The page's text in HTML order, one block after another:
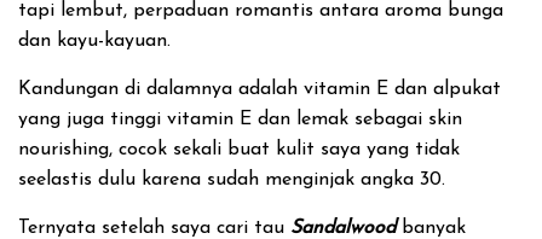
tapi lembut, perpaduan romantis antara aroma bunga
dan kayu-kayuan.
Kandungan di dalamnya adalah vitamin E dan alpukat
yang juga tinggi vitamin E dan lemak sebagai skin
nourishing, cocok sekali buat kulit saya yang tidak
seelastis dulu karena sudah menginjak angka 30.
Ternyata setelah saya cari tau Sandalwood banyak